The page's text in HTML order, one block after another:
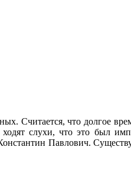
Считается, что долгое
слухи, что это был
Павлович.